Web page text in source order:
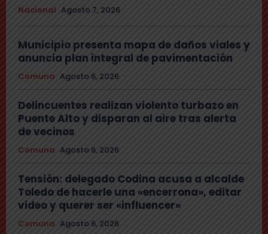
Nacional Agosto 7, 2026
Municipio presenta mapa de daños viales y
anuncia plan integral de pavimentación
Comuna Agosto 6, 2026
Delincuentes realizan violento turbazo en
Puente Alto y disparan al aire tras alerta
de vecinos
Comuna Agosto 6, 2026
Tensión: delegado Codina acusa a alcalde
Toledo de hacerle una «encerrona», editar
video y querer ser «influencer»
Comuna Agosto 6, 2026